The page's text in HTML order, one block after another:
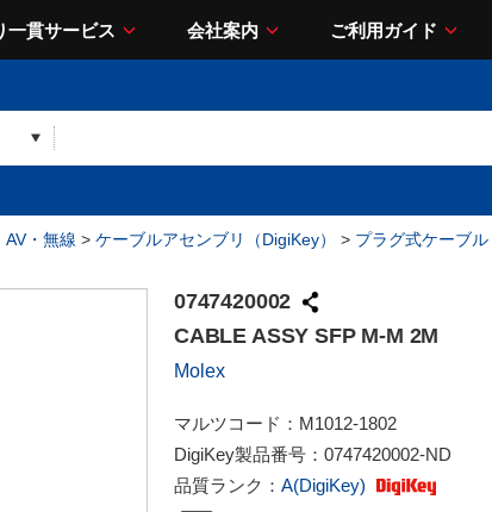
一貫サービス 会社案内 ご利用ガイド
AV・無線 > ケーブルアセンブリ（DigiKey） > プラグ式ケーブル
0747420002
CABLE ASSY SFP M-M 2M
Molex
マルツコード： M1012-1802
DigiKey製品番号： 0747420002-ND
品質ランク： A(DigiKey)